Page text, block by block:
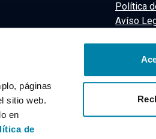
páginas
sitio web.
en
de
Política
Avíso